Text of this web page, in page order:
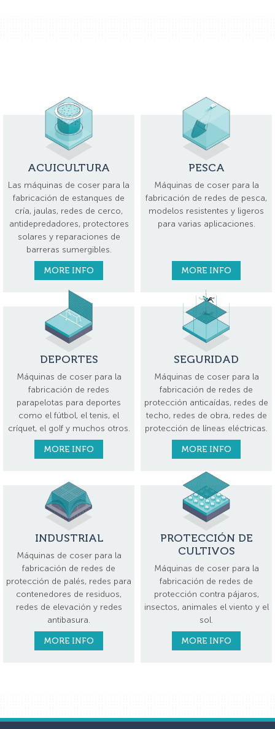
ACUICULTURA
Las máquinas de coser para la
fabricación de estanques de
cría, jaulas, redes de cerco,
antidepredadores, protectores
solares y reparaciones de
barreras sumergibles.
MORE INFO
PESCA
Máquinas de coser para la
fabricación de redes de pesca,
modelos resistentes y ligeros
para varias aplicaciones.
MORE INFO
DEPORTES
Máquinas de coser para la
fabricación de redes
parapelotas para deportes
como el fútbol, el tenis, el
críquet, el golf y muchos otros.
MORE INFO
SEGURIDAD
Máquinas de coser para la
fabricación de redes de
protección anticaídas, redes de
techo, redes de obra, redes de
protección de líneas eléctricas.
MORE INFO
INDUSTRIAL
Máquinas de coser para la
fabricación de redes de
protección de palés, redes para
contenedores de residuos,
redes de elevación y redes
antibasura.
MORE INFO
PROTECCIÓN DE
CULTIVOS
Máquinas de coser para la
fabricación de redes de
protección contra pájaros,
insectos, animales el viento y el
sol.
MORE INFO